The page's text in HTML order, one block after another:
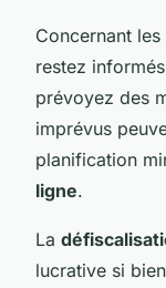
Concernant les
restez
prévoyez des
imprévus
planification
ligne.
La
lucrative si